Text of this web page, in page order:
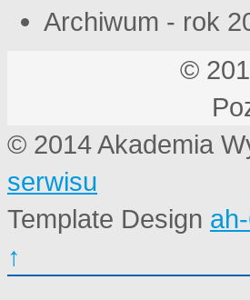
Archiwum - rok
©
© 2014 Akademia
serwisu
Template Design
↑